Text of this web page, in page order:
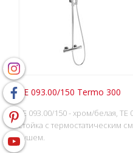
TE 093.00/150 Termo 300
TE 093.00/150 - хром/белая,
стойка с термостатическим
душем.